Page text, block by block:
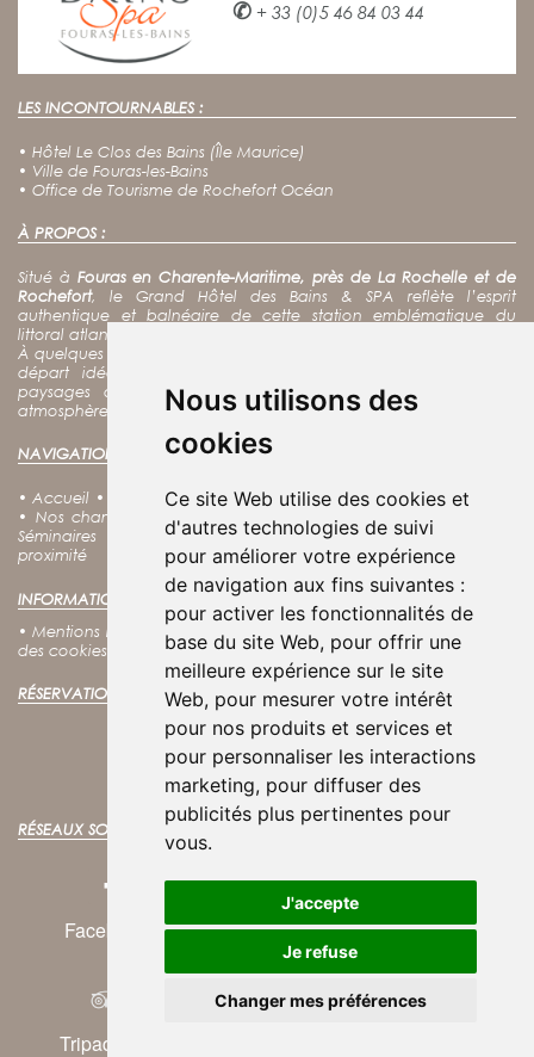
Nous utilisons des
cookies
Ce site Web utilise des cookies et
d'autres technologies de suivi
pour améliorer votre expérience
de navigation aux fins suivantes :
pour activer les fonctionnalités de
base du site Web, pour offrir une
meilleure expérience sur le site
Web, pour mesurer votre intérêt
pour nos produits et services et
pour personnaliser les interactions
marketing, pour diffuser des
publicités plus pertinentes pour
vous.
J'accepte
Je refuse
Changer mes préférences
✆ + 33 (0)5 46 84 03 44
LES INCONTOURNABLES :
• Hôtel Le Clos des Bains (Île Maurice)
• Ville de Fouras-les-Bains
• Office de Tourisme de Rochefort Océan
À PROPOS :
Situé à Fouras en Charente-Maritime, près de La Rochelle et de
Rochefort, le Grand Hôtel des Bains & SPA reflète l’esprit
authentique et balnéaire de cette station emblématique du
littoral atlantique.
À quelques pas de l’océan, notre hôtel spa constitue un point de
départ idéal pour
paysages de la côte charentaise, tout en profitant d’une
atmosphère calme et chaleureuse au cœur de Fouras.
NAVIGATION :
•Accueil • Nos offres•Notre charte RSE •Notre Spa•Nos Soins
• Nos chambres Nos coffrets cadeaux Découvrir Fouras
Séminaires
Groupes•Tarifs •Contact•Accès
proximité
INFORMATIONS LÉGALES :
•Mentions légales • Conditions générales d'utilisation
des cookies
Politique de confidentialité
RÉSERVATION EN LIGNE :
RÉSERVER VOTRE SÉJOUR
Meilleurs tarifs garantis !
RÉSEAUX SOCIAUX :
Facebook Instagram Twitter
Tripadvisor
© 2025